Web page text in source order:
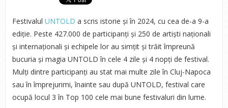
Festivalul UNTOLD a scris istorie și în 2024, cu cea de-a 9-a
ediție. Peste 427.000 de participanți și 250 de artiști naționali
și internaționali și echipele lor au simțit și trăit împreună
bucuria și magia UNTOLD în cele 4 zile și 4 nopți de festival.
Mulți dintre participanți au stat mai multe zile în Cluj-Napoca
sau în împrejurimi, înainte sau după UNTOLD, festival care
ocupă locul 3 în Top 100 cele mai bune festivaluri din lume.